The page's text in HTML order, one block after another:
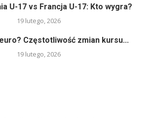
U-17 vs Francja U-17: Kto wygra?
19 lutego, 2026
Częstotliwość zmian kursu...
19 lutego, 2026